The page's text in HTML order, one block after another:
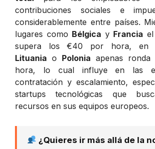
contribuciones sociales e
considerablemente entre países.
lugares como Bélgica y Francia
supera los €40 por hora, en
Lituania o Polonia apenas ronda
hora, lo cual influye en las
contratación y escalamiento,
startups tecnológicas que
recursos en sus equipos europeos.
¿Quieres ir más allá de la